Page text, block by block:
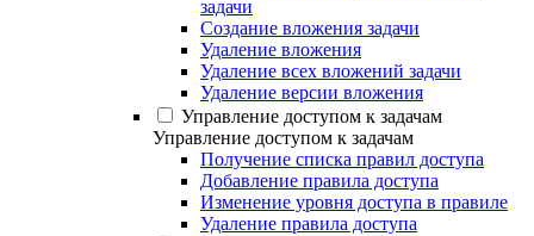
задачи
Создание вложения задачи
Удаление вложения
Удаление всех вложений задачи
Удаление версии вложения
Управление доступом к задачам
Управление доступом к задачам
Получение списка правил доступа
Добавление правила доступа
Изменение уровня доступа в правиле
Удаление правила доступа